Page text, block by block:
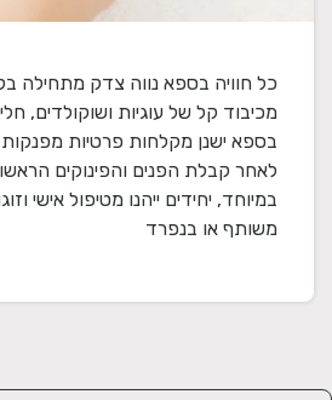
כל חוויה בספא נווה צדק מתחילה
לאחר קבלת הפנים והפינוקים
במיוחד, יחידים ייהנו מטיפול אישי
משותף או בנפרד